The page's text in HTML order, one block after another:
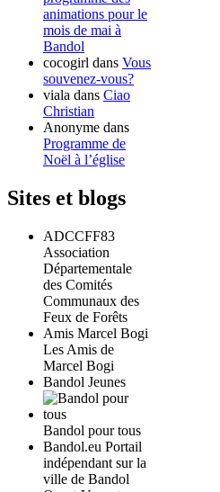
animations pour le
mois de mai à
Bandol
cocogirl dans Vous
souvenez-vous?
viala dans Ciao
Christian
Anonyme dans
Programme de
Noël à l’église
Sites et blogs
ADCCFF83
Association
Départementale
des Comités
Communaux des
Feux de Forêts
Amis Marcel Bogi
Les Amis de
Marcel Bogi
Bandol Jeunes
Bandol pour tous
Bandol.eu Portail
indépendant sur la
ville de Bandol